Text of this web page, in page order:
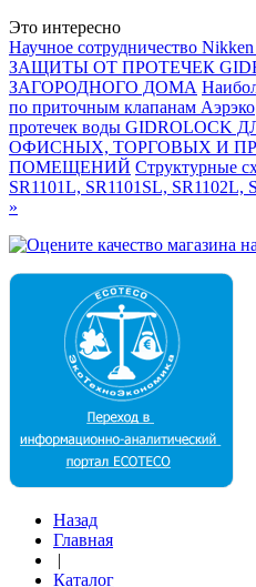
Это интересно
Научное сотрудничество
ЗАЩИТЫ ОТ ПРОТЕЧЕК
ЗАГОРОДНОГО ДОМА
по приточным клапанам Аэрэко
протечек воды
ОФИСНЫХ, ТОРГОВЫХ И
ПОМЕЩЕНИЙ Структурные
SR1101L, SR1101SL, SR1102L,
»
Назад
Главная
|
Каталог